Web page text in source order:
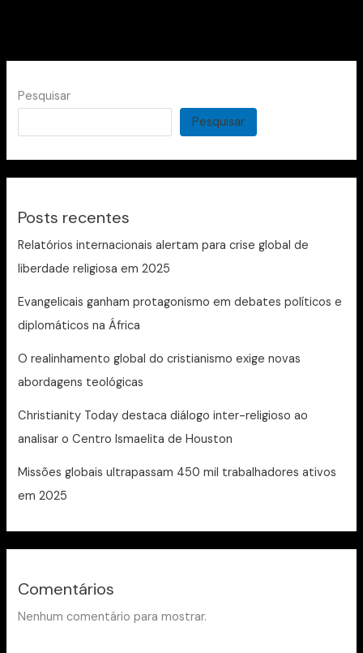
Pesquisar
Pesquisar
Posts recentes
Relatórios internacionais alertam para crise global de
liberdade religiosa em 2025
Evangelicais ganham protagonismo em debates políticos e
diplomáticos na África
O realinhamento global do cristianismo exige novas
abordagens teológicas
Christianity Today destaca diálogo inter-religioso ao
analisar o Centro Ismaelita de Houston
Missões globais ultrapassam 450 mil trabalhadores ativos
em 2025
Comentários
Nenhum comentário para mostrar.